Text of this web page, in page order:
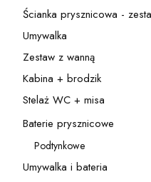
Kategoria - Ścianka
Ścianka prysznicowa -
Kategoria - Umywalka
Umywalka
Kategoria - Zestaw z wanną
Zestaw z wanną
Kategoria - Kabina + brodzik
Kabina + brodzik
Kategoria - Stelaż WC +
Stelaż WC + misa
Kategoria - Baterie
Baterie prysznicowe
Kategoria - Podtynkowe
Podtynkowe
Kategoria - Umywalka i
Umywalka i bateria